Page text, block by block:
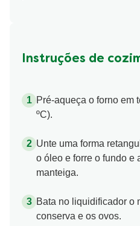
Instruções de
Pré-aqueça o forno em
ºC).
Unte uma forma
o óleo e forre o fundo e
manteiga.
Bata no liquidificador o
conserva e os ovos.